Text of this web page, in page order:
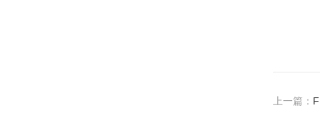
上一篇：